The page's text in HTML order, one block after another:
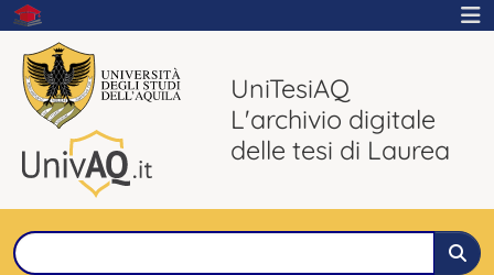
UniTesiAQ
L'archivio digitale
delle tesi di Laurea